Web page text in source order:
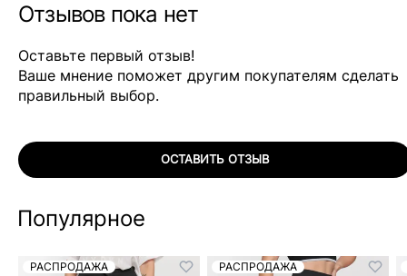
Отзывов пока нет
Оставьте первый отзыв!
Ваше мнение поможет другим покупателям сделать
правильный выбор.
ОСТАВИТЬ ОТЗЫВ
Популярное
РАСПРОДАЖА РАСПРОДАЖА